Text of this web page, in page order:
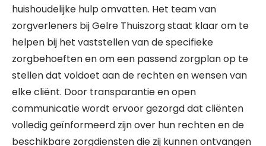
huishoudelijke hulp omvatten. Het team van
zorgverleners bij Gelre Thuiszorg staat klaar om te
helpen bij het vaststellen van de specifieke
zorgbehoeften en om een passend zorgplan op te
stellen dat voldoet aan de rechten en wensen van
elke cliënt. Door transparantie en open
communicatie wordt ervoor gezorgd dat cliënten
volledig geïnformeerd zijn over hun rechten en de
beschikbare zorgdiensten die zij kunnen ontvangen